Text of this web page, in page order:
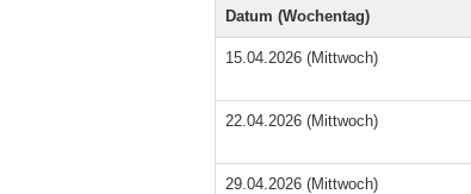
Datum (Wochentag)
15.04.2026 (Mittwoch)
22.04.2026 (Mittwoch)
29.04.2026 (Mittwoch)